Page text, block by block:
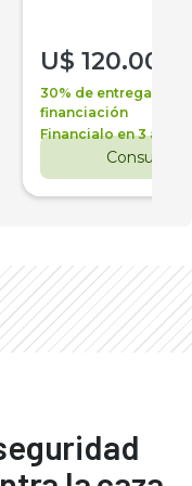
U$ 120.000
30% de entrega +
financiación
Financialo en 3 años
Consultar